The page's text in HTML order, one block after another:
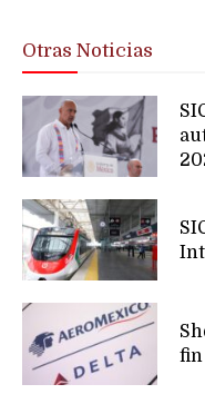
Otras Noticias
fin